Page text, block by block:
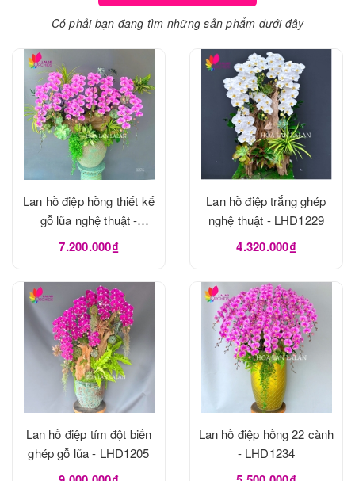
Có phải bạn đang tìm những sản phẩm dưới đây
Lan hồ điệp hồng thiết kế
gỗ lũa nghệ thuật -
LHD1273
7.200.000₫
Lan hồ điệp trắng ghép
nghệ thuật - LHD1229
4.320.000₫
Lan hồ điệp tím đột biến
ghép gỗ lũa - LHD1205
Lan hồ điệp hồng 22 cành
- LHD1234